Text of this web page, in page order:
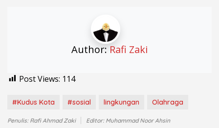
Author:Rafi Zaki
Post Views: 114
#Kudus Kota #sosial lingkungan Olahraga
Penulis: Rafi Ahmad Zaki Editor: Muhammad Noor Ahsin